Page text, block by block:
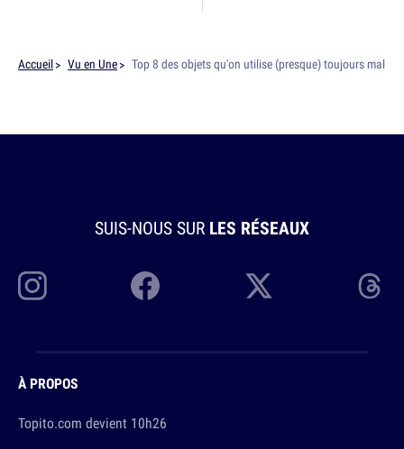
Accueil Vu en Une Top 8 des objets qu'on utilise (presque) toujours mal
SUIS-NOUS SUR LES RÉSEAUX
À PROPOS
Topito.com devient 10h26